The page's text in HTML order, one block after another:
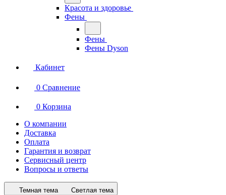
Красота и здоровье
Фены
Фены
Фены Dyson
Кабинет
0 Сравнение
0 Корзина
О компании
Доставка
Оплата
Гарантия и возврат
Сервисный центр
Вопросы и ответы
Темная тема Светлая тема